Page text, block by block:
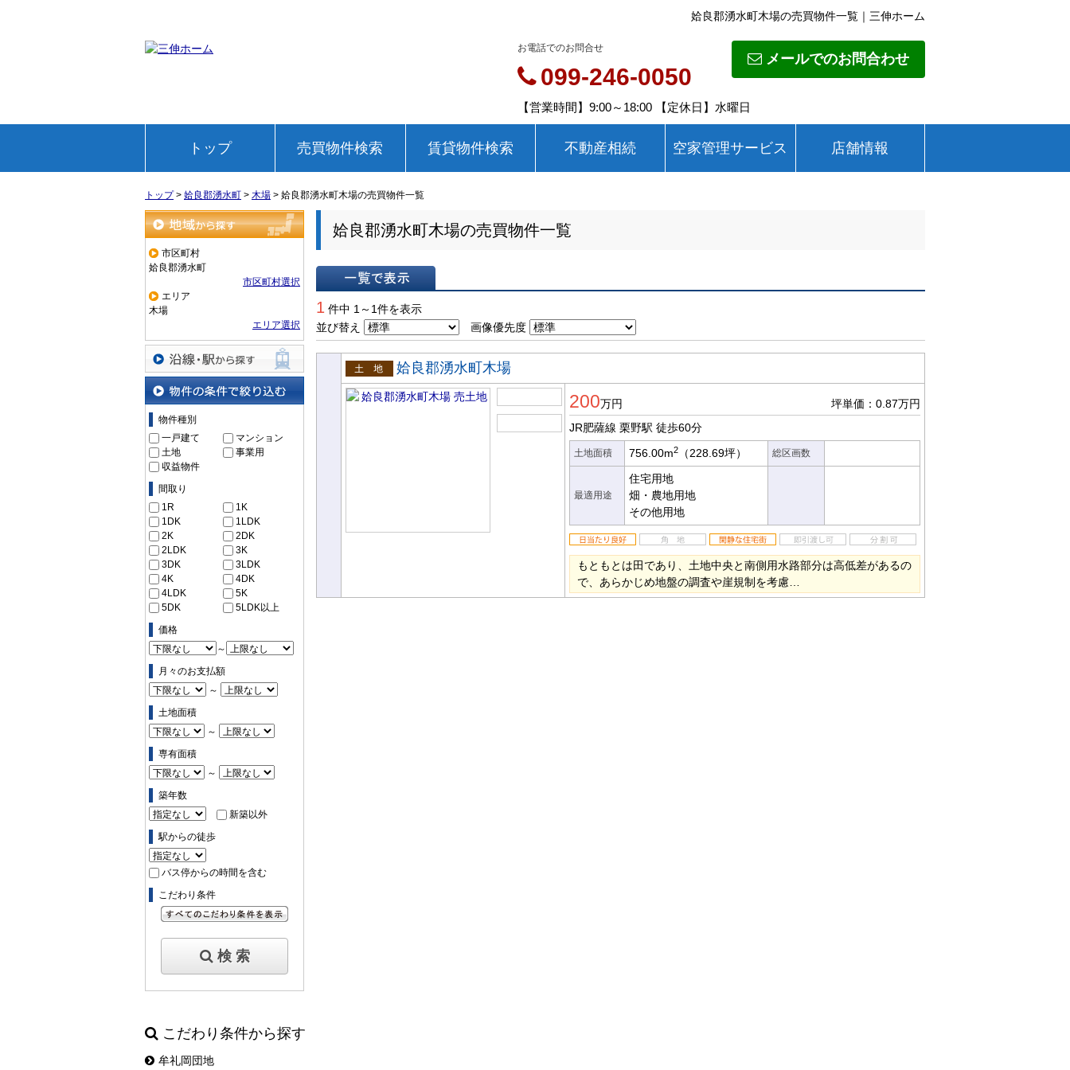
姶良郡湧水町木場の売買物件一覧｜三伸ホーム
メールでのお問合わせ
お電話でのお問合せ
099-246-0050
【営業時間】9:00～18:00 【定休日】水曜日
トップ 売買物件検索 賃貸物件検索 不動産相続 空家管理サービス 店舗情報
トップ> 姶良郡湧水町 > 木場 > 姶良郡湧水町木場の売買物件一覧
地域から探す
市区町村
姶良郡湧水町
市区町村選択
エリア
木場
エリア選択
沿線・駅から探す
物件の条件で絞り込む
物件種別
一戸建て
マンション
土地
事業用
収益物件
間取り
1R
1K
1DK
1LDK
2K
2DK
2LDK
3K
3DK
3LDK
4K
4DK
4LDK
5K
5DK
5LDK以上
価格
～
月々のお支払額
～
土地面積
～
専有面積
～
築年数
新築以外
駅からの徒歩
バス停からの時間を含む
こだわり条件
検 索
姶良郡湧水町木場の売買物件一覧
1 件中 1～1件を表示
並び替え
画像優先度
売土地
姶良郡湧水町木場
200万円
坪単価：0.87万円
JR肥薩線 栗野駅 徒歩60分
土地面積 756.00m2 （228.69坪） 総区画数
最適用途
住宅用地
畑・農地用地
その他用地
もともとは田であり、土地中央と南側用水路部分は高低差があるの
で、あらかじめ地盤の調査や崖規制を考慮…
こだわり条件から探す
牟礼岡団地